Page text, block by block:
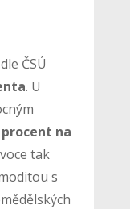
ČSÚ
. U
na
tak
s